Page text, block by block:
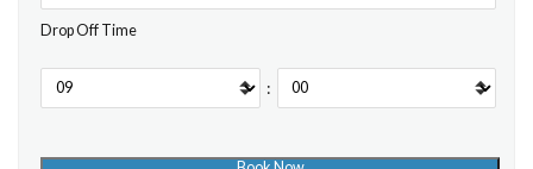
Drop Off Time
: